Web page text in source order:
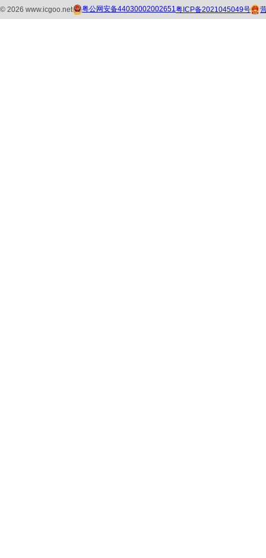
© 2026 www.icgoo.net 粤公网安备44030002002651粤ICP备2021045049号